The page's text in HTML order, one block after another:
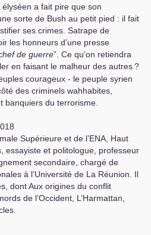
a fait pire que son
sorte de Bush au petit pied : il fait
ses crimes. Satrape de
les honneurs d’une presse
de guerre”. Ce qu’on retiendra
en faisant le malheur des autres?
courageux - le peuple syrien
des criminels wahhabites,
banquiers du terrorisme.
Supérieure et de l’ENA , Haut
essayiste et politologue, professeur
secondaire, chargé de
à l’Université de La Réunion. Il
dont Aux origines du conflit
de l’Occident, L’Harmattan,